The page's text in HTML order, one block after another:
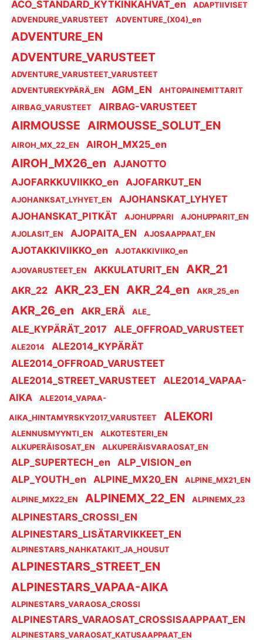
ACO_STANDARD_KYTKINKAHVAT_en
ADAPTIIVISET
ADVENDURE_VARUSTEET
ADVENTURE_(X04)_en
ADVENTURE_EN
ADVENTURE_VARUSTEET
ADVENTURE_VARUSTEET_VARUSTEET
ADVENTUREKYPÄRÄ_EN
AGM_EN
AHTOPAINEMITTARIT
AIRBAG_VARUSTEET
AIRBAG-VARUSTEET
AIRMOUSSE AIRMOUSSE_SOLUT_EN
AIROH_MX_22_EN AIROH_MX25_en
AIROH_MX26_en
AJANOTTO
AJOFARKKUVIIKKO_en AJOFARKUT_EN
AJOHANKSAT_LYHYET_EN
AJOHANSKAT_LYHYET
AJOHANSKAT_PITKÄT
AJOHUPPARI
AJOHUPPARIT_EN
AJOLASIT_EN
AJOPAITA_EN AJOSAAPPAAT_EN
AJOTAKKIVIIKKO_en AJOTAKKIVIIKO_en
AJOVARUSTEET_EN AKKULATURIT_EN AKR_21
AKR_22 AKR_23_EN AKR_24_en AKR_25_en
AKR_26_en AKR_ERÄ ALE_
ALE_KYPÄRÄT_2017 ALE_OFFROAD_VARUSTEET
ALE2014
ALE2014_KYPÄRÄT
ALE2014_OFFROAD_VARUSTEET
ALE2014_STREET_VARUSTEET ALE2014_VAPAA-
AIKA
ALE2014_VAPAA-
AIKA_HINTAMYRSKY2017_VARUSTEET ALEKORI
ALENNUSMYYNTI_EN
ALKOTESTERI_EN
ALKUPERÄISOSAT_EN
ALKUPERÄISVARAOSAT_EN
ALP_SUPERTECH_en ALP_VISION_en
ALP_YOUTH_en ALPINE_MX20_EN ALPINE_MX21_EN
ALPINE_MX22_EN ALPINEMX_22_EN ALPINEMX_23
ALPINESTARS_CROSSI_EN
ALPINESTARS_LISÄTARVIKKEET_EN
ALPINESTARS_NAHKATAKIT_JA_HOUSUT
ALPINESTARS_STREET_EN
ALPINESTARS_VAPAA-AIKA
ALPINESTARS_VARAOSA_CROSSI
ALPINESTARS_VARAOSAT_CROSSISAAPPAAT_EN
ALPINESTARS_VARAOSAT_KATUSAAPPAAT_EN